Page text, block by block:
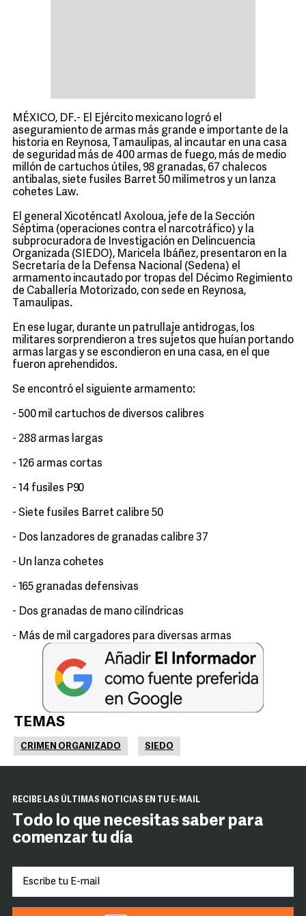
MÉXICO, DF.- El Ejército mexicano logró el
aseguramiento de armas más grande e importante de la
historia en Reynosa, Tamaulipas, al incautar en una casa
de seguridad más de 400 armas de fuego, más de medio
millón de cartuchos útiles, 98 granadas, 67 chalecos
antibalas, siete fusiles Barret 50 milímetros y un lanza
cohetes Law.
El general Xicoténcatl Axoloua, jefe de la Sección
Séptima (operaciones contra el narcotráfico) y la
subprocuradora de Investigación en Delincuencia
Organizada (SIEDO), Maricela Ibáñez, presentaron en la
Secretaría de la Defensa Nacional (Sedena) el
armamento incautado por tropas del Décimo Regimiento
de Caballería Motorizado, con sede en Reynosa,
Tamaulipas.
En ese lugar, durante un patrullaje antidrogas, los
militares sorprendieron a tres sujetos que huían portando
armas largas y se escondieron en una casa, en el que
fueron aprehendidos.
Se encontró el siguiente armamento:
- 500 mil cartuchos de diversos calibres
- 288 armas largas
- 126 armas cortas
- 14 fusiles P90
- Siete fusiles Barret calibre 50
- Dos lanzadores de granadas calibre 37
- Un lanza cohetes
- 165 granadas defensivas
- Dos granadas de mano cilíndricas
- Más de mil cargadores para diversas armas
TEMAS
CRIMEN ORGANIZADO SIEDO
RECIBE LAS ÚLTIMAS NOTICIAS EN TU E-MAIL
Todo lo que necesitas saber para
comenzar tu día